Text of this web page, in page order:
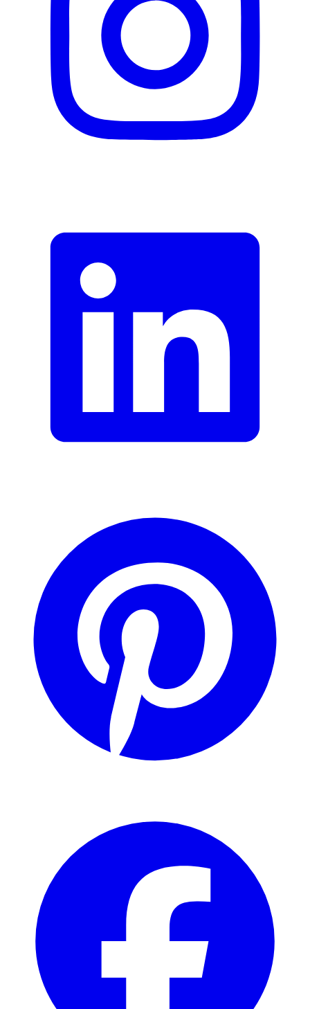
Dokumente
MULTILINGUAL_Manual
DE_Datenblatt
Lieferumfang
Haarschneidemaschine
2 Haarkammaufsätze